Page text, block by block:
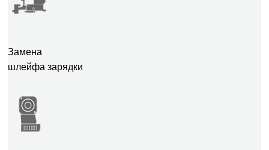
Замена
шлейфа зарядки